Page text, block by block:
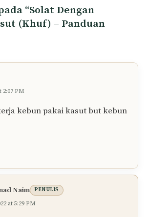
“Solat Dengan
(Khuf) – Panduan
2:07 PM
kebun pakai kasut but kebun
Naim PENULIS
at 5:29 PM